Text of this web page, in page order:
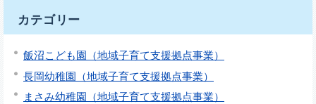
カテゴリー
飯沼こども園（地域子育て支援拠点事業）
長岡幼稚園（地域子育て支援拠点事業）
まさみ幼稚園（地域子育て支援拠点事業）